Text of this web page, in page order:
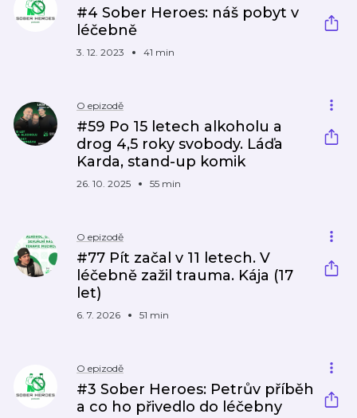
#4 Sober Heroes: náš pobyt v
léčebně
3. 12. 2023 41 min
O epizodě
#59 Po 15 letech alkoholu a
drog 4,5 roky svobody. Láďa
Karda, stand-up komik
26. 10. 2025 55 min
O epizodě
#77 Pít začal v 11 letech. V
léčebně zažil trauma. Kája (17
let)
6. 7. 2026 51 min
O epizodě
#3 Sober Heroes: Petrův příběh
a co ho přivedlo do léčebny